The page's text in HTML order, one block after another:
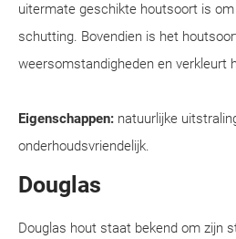
uitermate geschikte houtsoort is
schutting. Bovendien is het
weersomstandigheden en verkleurt
Eigenschappen: natuurlijke
onderhoudsvriendelijk.
Douglas
Douglas hout staat bekend om zijn